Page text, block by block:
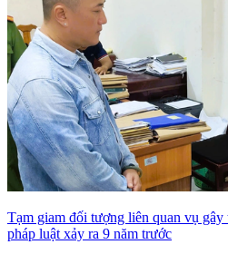
Tạm giam đối tượng liên quan vụ
pháp luật xảy ra 9 năm trước